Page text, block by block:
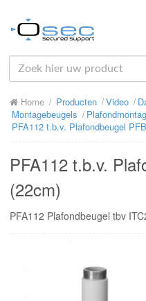
HOME
OVER ONS
PRODUCTEN
SUPPORT
RMA
Home Producten Video
Montagebeugels
PFA112 t.b.v. Plafondbeugel
PFA112 t.b.v.
(22cm)
PFA112 Plafondbeugel tbv